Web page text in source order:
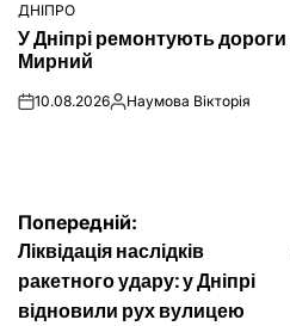
ОПУБЛІКУВАТИ
У
ДНІПРО
У Дніпрі ремонтують
Мирний
on10.08.2026Опубліковано
Наумова Вікторія
Навігація
записів
Попередній:
Ліквідація наслідків
ракетного удару: у Дніпрі
відновили рух вулицею